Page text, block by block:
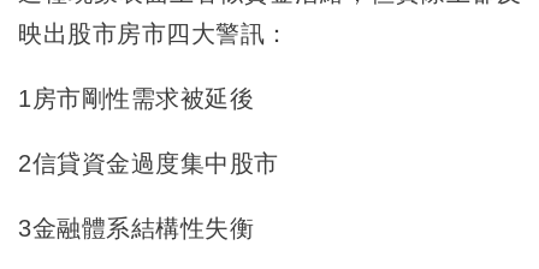
映出股市房市四大警訊：
1房市剛性需求被延後
2信貸資金過度集中股市
3金融體系結構性失衡